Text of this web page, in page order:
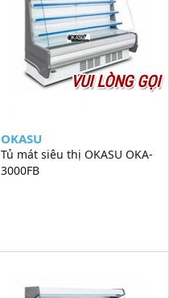
VUI LÒNG GỌI
OKASU
Tủ mát siêu thị OKASU OKA-
3000FB